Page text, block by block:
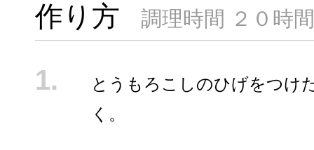
作り方 調理時間 ２０時間
とうもろこしのひげをつけ
く。